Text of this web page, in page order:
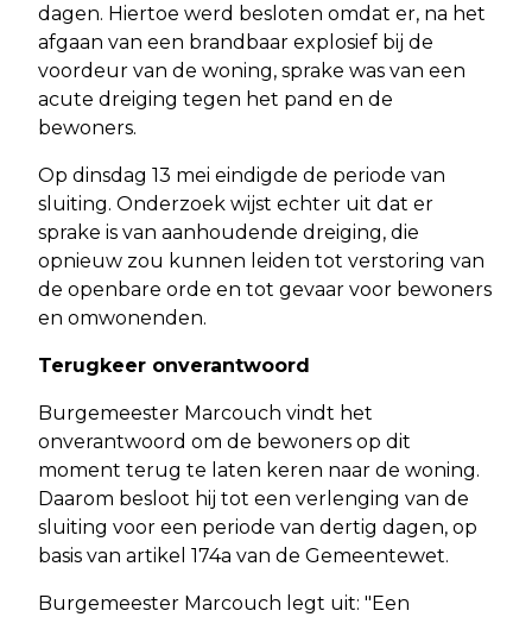
dagen. Hiertoe werd besloten omdat er, na het
afgaan van een brandbaar explosief bij de
voordeur van de woning, sprake was van een
acute dreiging tegen het pand en de
bewoners.
Op dinsdag 13 mei eindigde de periode van
sluiting. Onderzoek wijst echter uit dat er
sprake is van aanhoudende dreiging, die
opnieuw zou kunnen leiden tot verstoring van
de openbare orde en tot gevaar voor bewoners
en omwonenden.
Terugkeer onverantwoord
Burgemeester Marcouch vindt het
onverantwoord om de bewoners op dit
moment terug te laten keren naar de woning.
Daarom besloot hij tot een verlenging van de
sluiting voor een periode van dertig dagen, op
basis van artikel 174a van de Gemeentewet.
Burgemeester Marcouch legt uit: "Een